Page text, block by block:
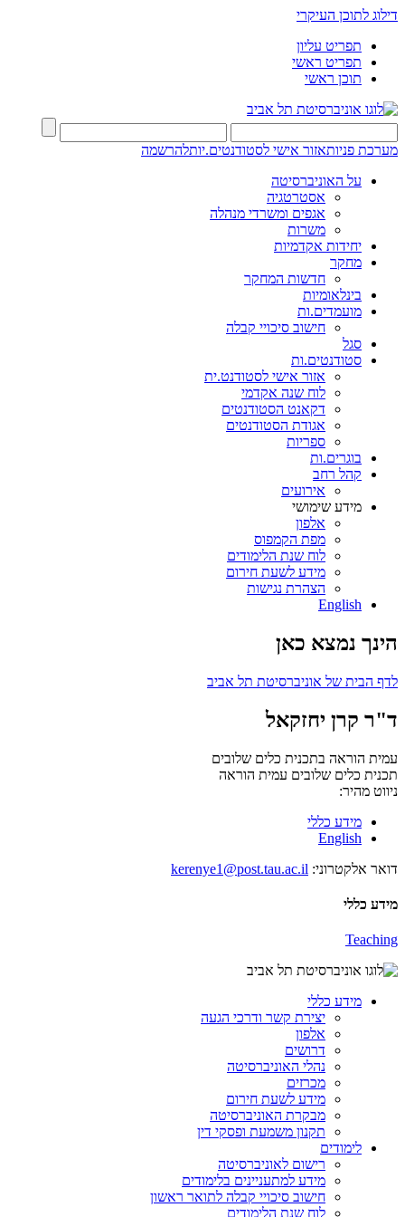
דילוג לתוכן העיקרי
תפריט עליון
תפריט ראשי
תוכן ראשי
מערכת פניותאזור אישי לסטודנטים.יותלהרשמה
על האוניברסיטה
אסטרטגיה
אגפים ומשרדי מנהלה
משרות
יחידות אקדמיות
מחקר
חדשות המחקר
בינלאומיות
מועמדים.ות
חישוב סיכויי קבלה
סגל
סטודנטים.ות
אזור אישי לסטודנט.ית
לוח שנה אקדמי
דקאנט הסטודנטים
אגודת הסטודנטים
ספריות
בוגרים.ות
קהל רחב
אירועים
מידע שימושי
אלפון
מפת הקמפוס
לוח שנת הלימודים
מידע לשעת חירום
הצהרת נגישות
English
הינך נמצא כאן
לדף הבית של אוניברסיטת תל אביב
ד"ר קרן יחזקאל
עמית הוראה בתכנית כלים שלובים
תכנית כלים שלובים עמית הוראה
ניווט מהיר:
מידע כללי
English
דואר אלקטרוני: kerenye1@post.tau.ac.il
מידע כללי
Teaching
מידע כללי
יצירת קשר ודרכי הגעה
אלפון
דרושים
נהלי האוניברסיטה
מכרזים
מידע לשעת חירום
מבקרת האוניברסיטה
תקנון משמעת ופסקי דין
לימודים
רישום לאוניברסיטה
מידע למתעניינים בלימודים
חישוב סיכויי קבלה לתואר ראשון
לוח שנת הלימודים